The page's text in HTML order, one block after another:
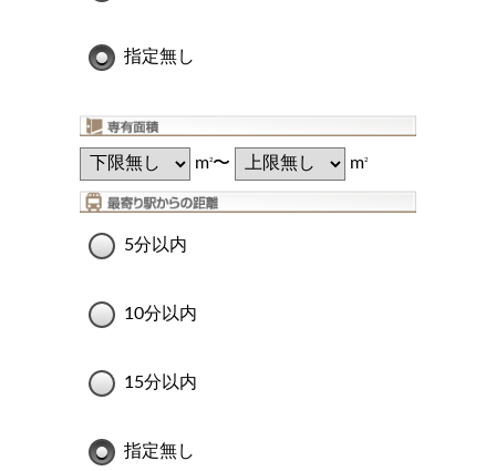
指定無し
m2〜 m2
5分以内
10分以内
15分以内
指定無し